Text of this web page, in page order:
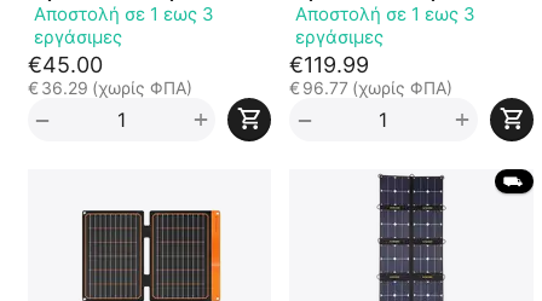
Αποστολή σε 1 εως 3
εργάσιμες
€45.00
€ 36.29 (χωρίς ΦΠΑ)
+
−
Αποστολή σε 1 εως 3
εργάσιμες
€119.99
€96.77 (χωρίς ΦΠΑ)
+
−
⛟